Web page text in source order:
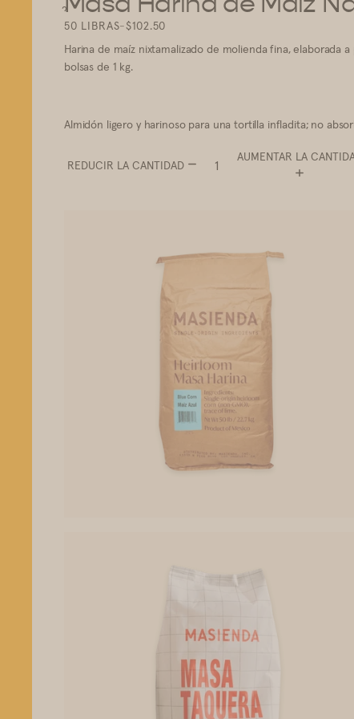
2 3
50 LIBRAS-$102.50
Harina de maíz nixtamalizado de molienda fina,
bolsas de 1 kg.
Almidón ligero y harinoso para una tortilla infladita; no
REDUCIR LA CANTIDAD
AUMENTAR LA